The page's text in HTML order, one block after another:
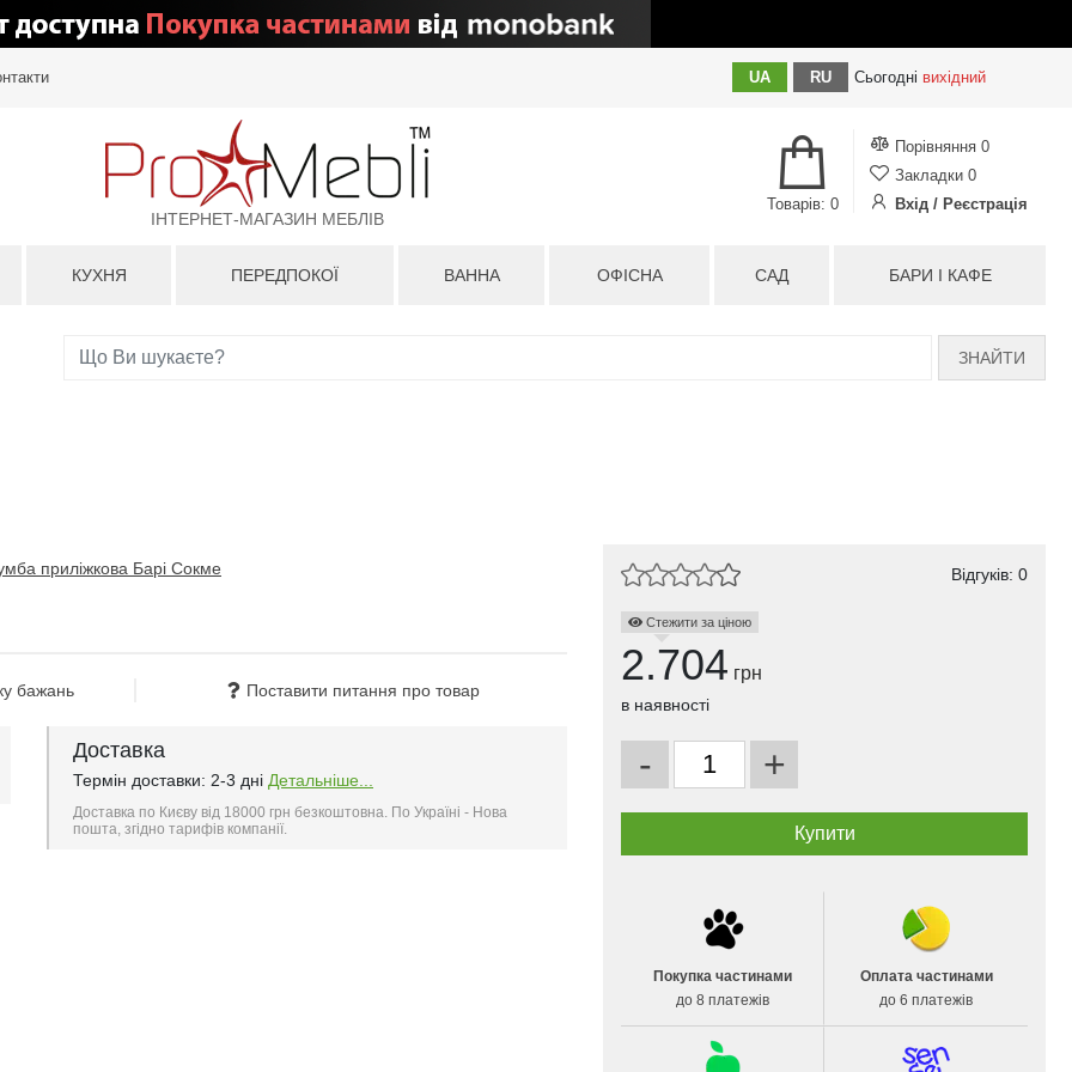
UA RU Сьогодні вихідний
ІНТЕРНЕТ-МАГАЗИН МЕБЛІВ
Порівняння 0
Закладки 0
Вхід / Реєстрація
Товарів: 0
КУХНЯ ПЕРЕДПОКОЇ ВАННА ОФІСНА САД БАРИ І КАФЕ
ЗНАЙТИ
бажань Поставити питання про товар
Доставка
Термін доставки: 2-3 дні Детальніше...
Доставка по Києву від 18000 грн безкоштовна. По Україні - Нова
пошта, згідно тарифів компанії.
Відгуків: 0
Стежити за ціною
2.704 грн
в наявності
- +
Покупка частинами
до 8 платежів
Оплата частинами
до 6 платежів